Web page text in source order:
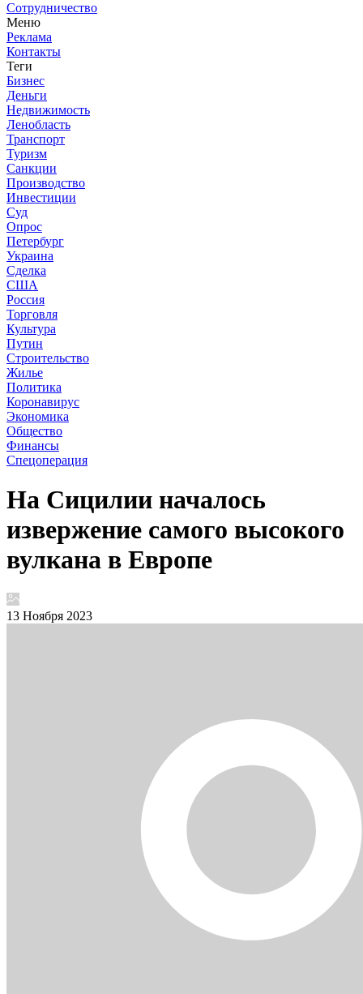
Сотрудничество
Меню
Реклама
Контакты
Теги
Бизнес
Деньги
Недвижимость
Ленобласть
Транспорт
Туризм
Санкции
Производство
Инвестиции
Суд
Опрос
Петербург
Украина
Сделка
США
Россия
Торговля
Культура
Путин
Строительство
Жилье
Политика
Коронавирус
Экономика
Общество
Финансы
Спецоперация
На Сицилии началось
извержение самого высокого
вулкана в Европе
13 Ноября 2023